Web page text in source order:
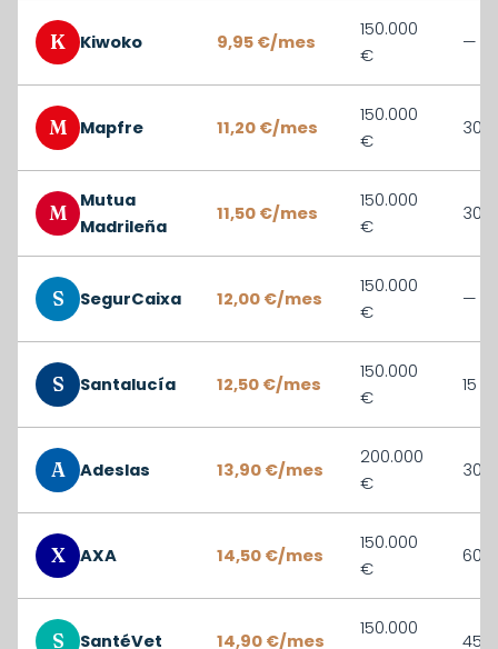
K Kiwoko 9,95 €/mes
150.000
€
—
M Mapfre 11,20 €/mes
150.000
€
30
M
Mutua
Madrileña
11,50 €/mes
150.000
€
30
S SegurCaixa 12,00 €/mes
150.000
€
—
S Santalucía 12,50 €/mes
150.000
€
15
A Adeslas 13,90 €/mes
200.000
€
30
X AXA 14,50 €/mes
150.000
€
60
S SantéVet 14,90 €/mes
150.000
45